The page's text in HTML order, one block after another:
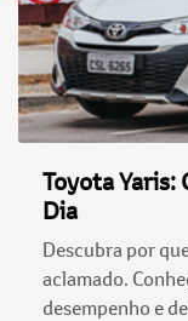
Toyota Yaris:
Dia
Descubra por
aclamado.
desempenho e